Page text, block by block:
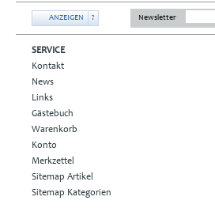
ANZEIGEN ? Newsletter
SERVICE
Kontakt
News
Links
Gästebuch
Warenkorb
Konto
Merkzettel
Sitemap Artikel
Sitemap Kategorien